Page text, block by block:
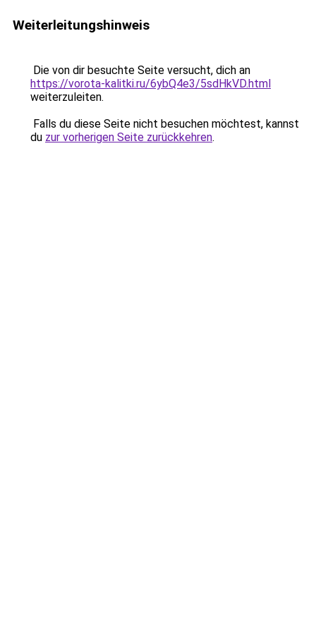
Weiterleitungshinweis
Die von dir besuchte Seite versucht, dich an
https://vorota-kalitki.ru/6ybQ4e3/5sdHkVD.html
weiterzuleiten.
Falls du diese Seite nicht besuchen möchtest, kannst
du zur vorherigen Seite zurückkehren.